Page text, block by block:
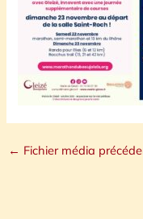
← Fichier média